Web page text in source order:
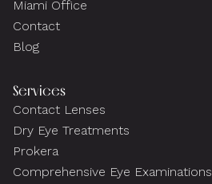
Miami Office
Contact
Blog
Services
Contact Lenses
Dry Eye Treatments
Prokera
Comprehensive Eye Examinations